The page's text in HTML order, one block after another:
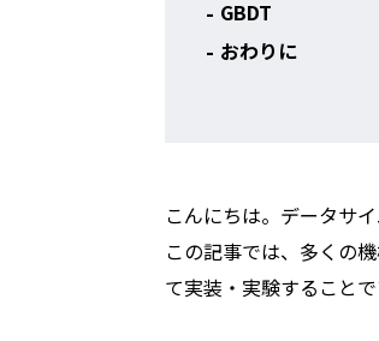
GBDT
おわりに
こんにちは。データサ
この記事では、多くの
て実装・実験すること